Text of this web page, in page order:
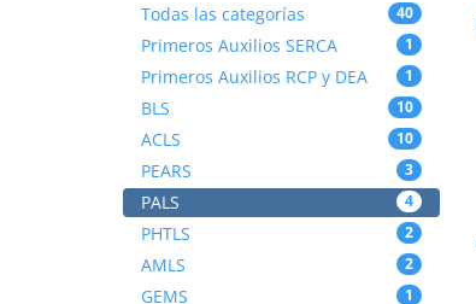
Todas las categorías 40
Primeros Auxilios SERCA 1
Primeros Auxilios RCP y DEA 1
BLS 10
ACLS 10
PEARS 3
PALS 4
PHTLS 2
AMLS 2
GEMS 1